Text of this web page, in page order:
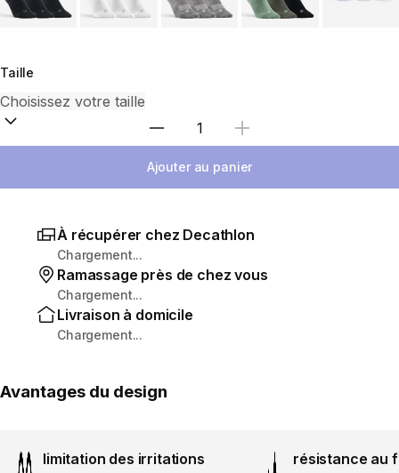
Taille
Sélectionnez la quantité
Ajouter au panier
À récupérer chez Decathlon
Chargement...
Ramassage près de chez vous
Chargement...
Livraison à domicile
Chargement...
Avantages du design
limitation des irritations résistance au